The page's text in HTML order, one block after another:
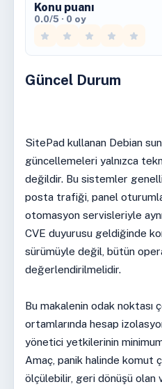
Konu puanı
0.0/5 · 0 oy
Güncel Durum
SitePad kullanan Debian
güncellemeleri yalnızca
değildir. Bu sistemler
posta trafiği, panel
otomasyon servisleriyle
CVE duyurusu geldiğinde
sürümüyle değil, bütün
değerlendirilmelidir.
Bu makalenin odak noktası
ortamlarında hesap
yönetici yetkilerinin
Amaç, panik halinde komut
ölçülebilir, geri dönüşü